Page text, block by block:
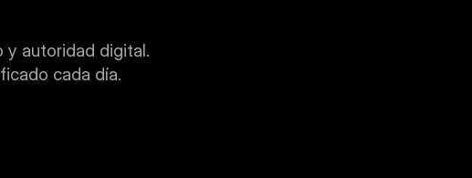
y autoridad digital.
cada día.